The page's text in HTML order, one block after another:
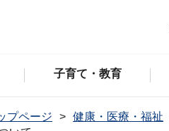
子育て・教育
プページ 健康・医療・福祉